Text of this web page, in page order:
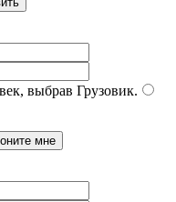
выбрав Грузовик.